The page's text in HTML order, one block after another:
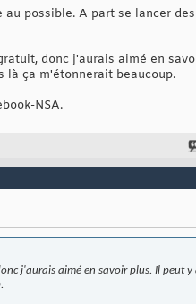
possible. A part se lancer
donc j'aurais aimé en
là ça m'étonnerait beaucoup.
NSA.
j'aurais aimé en savoir plus. Il peut